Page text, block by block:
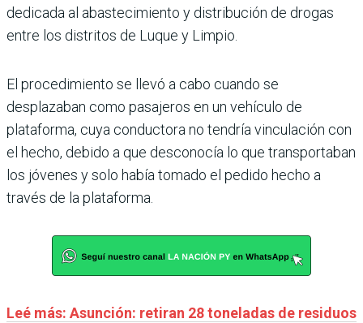
dedicada al abastecimiento y distribución de drogas
entre los distritos de Luque y Limpio.
El procedimiento se llevó a cabo cuando se
desplazaban como pasajeros en un vehículo de
plataforma, cuya conductora no tendría vinculación con
el hecho, debido a que desconocía lo que transportaban
los jóvenes y solo había tomado el pedido hecho a
través de la plataforma.
Leé más: Asunción: retiran 28 toneladas de residuos